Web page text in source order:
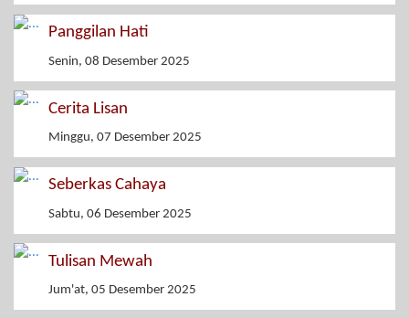
Panggilan Hati
Senin, 08 Desember 2025
Cerita Lisan
Minggu, 07 Desember 2025
Seberkas Cahaya
Sabtu, 06 Desember 2025
Tulisan Mewah
Jum'at, 05 Desember 2025